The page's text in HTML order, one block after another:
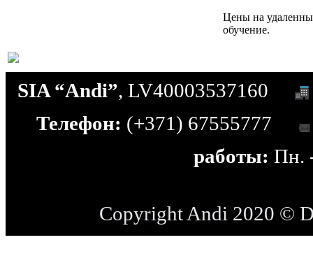
Цены на
обучение.
SIA “Andi”, LV40003537160
Телефон: (+371) 67555777
работы: Пн.
Copyright Andi 2020 ©